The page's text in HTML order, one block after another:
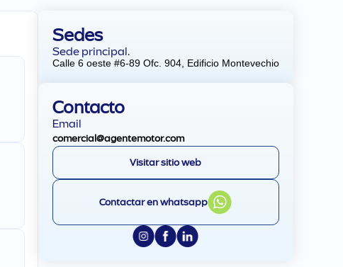
Sedes
Sede principal.
Calle 6 oeste #6-89 Ofc. 904, Edificio Montevechio
Contacto
Email
comercial@agentemotor.com
Visitar sitio web
Contactar en whatsapp